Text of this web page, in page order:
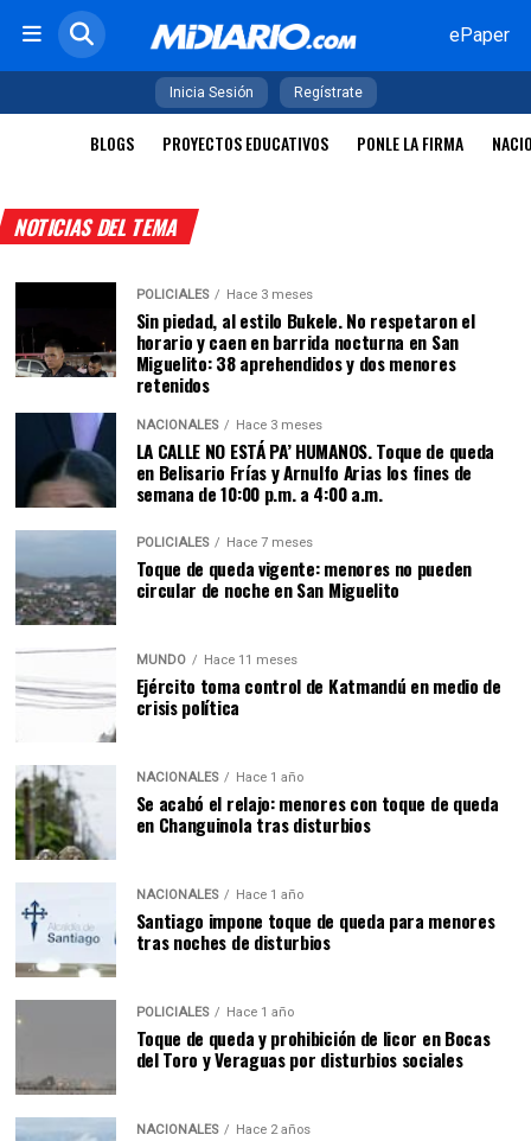
ePaper
Inicia Sesión Regístrate
BLOGS PROYECTOS EDUCATIVOS PONLE LA FIRMA
NOTICIAS DEL TEMA
POLICIALES Hace 3 meses
Sin piedad, al estilo Bukele. No respetaron el
horario y caen en barrida nocturna en San
Miguelito: 38 aprehendidos y dos menores
retenidos
NACIONALES Hace 3 meses
LA CALLE NO ESTÁ PA’ HUMANOS. Toque de queda
en Belisario Frías y Arnulfo Arias los fines de
semana de 10:00 p.m. a 4:00 a.m.
POLICIALES Hace 7 meses
Toque de queda vigente: menores no pueden
circular de noche en San Miguelito
MUNDO Hace 11 meses
Ejército toma control de Katmandú en medio de
crisis política
NACIONALES Hace 1 año
Se acabó el relajo: menores con toque de queda
en Changuinola tras disturbios
NACIONALES Hace 1 año
Santiago impone toque de queda para menores
tras noches de disturbios
POLICIALES Hace 1 año
Toque de queda y prohibición de licor en Bocas
del Toro y Veraguas por disturbios sociales
NACIONALES Hace 2 años